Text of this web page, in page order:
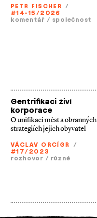
PETR FISCHER /
#14-15/2026
komentář / společnost
Gentrifikaci živí
korporace
O unifikaci měst a obranných
strategiích jejich obyvatel
VÁCLAV ORCÍGR
/
#17/2023
rozhovor / různé